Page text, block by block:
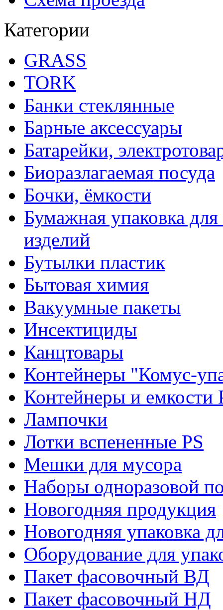
Категории
GRASS
TORK
Банки стеклянные
Барные аксессуары
Батарейки,
Биоразлагаемая посуда
Бочки, ёмкости
Бумажная упаковка
изделий
Бутылки пластик
Бытовая химия
Вакуумные пакеты
Инсектициды
Канцтовары
Контейнеры "Комус-
Контейнеры и емкости
Лампочки
Лотки вспененные PS
Мешки для мусора
Наборы одноразовой
Новогодняя продукция
Новогодняя упаковка
Оборудование для
Пакет фасовочный ВД
Пакет фасовочный НД